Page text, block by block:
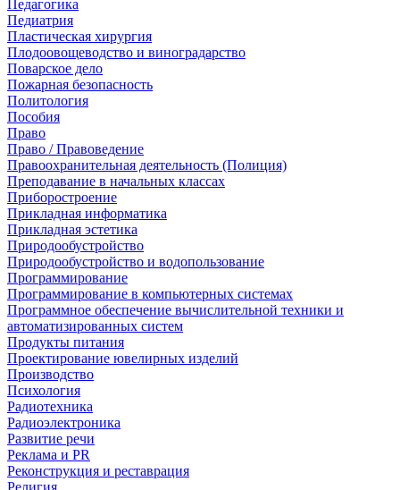
Педагогика
Педиатрия
Пластическая хирургия
Плодоовощеводство и виноградарство
Поварское дело
Пожарная безопасность
Политология
Пособия
Право
Право / Правоведение
Правоохранительная деятельность (Полиция)
Преподавание в начальных классах
Приборостроение
Прикладная информатика
Прикладная эстетика
Природообустройство
Природообустройство и водопользование
Программирование
Программирование в компьютерных системах
Программное обеспечение вычислительной техники и
автоматизированных систем
Продукты питания
Проектирование ювелирных изделий
Производство
Психология
Радиотехника
Радиоэлектроника
Развитие речи
Реклама и PR
Реконструкция и реставрация
Религия